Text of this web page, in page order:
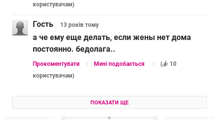
користувачам)
Гость 13 років тому
а че ему еще делать, если жены нет дома
постоянно. бедолага..
Прокоментувати Мені подобається (
10
користувачам)
ПОКАЗАТИ ЩЕ